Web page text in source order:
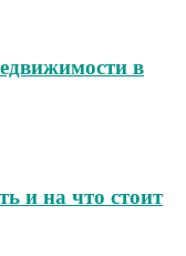
в
и на что стоит